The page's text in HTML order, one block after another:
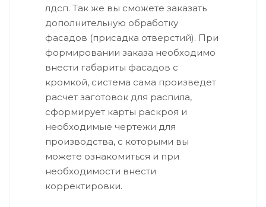
лдсп. Так же вы сможете заказать
дополнительную обработку
фасадов (присадка отверстий). При
формировании заказа необходимо
внести габариты фасадов с
кромкой, система сама произведет
расчет заготовок для распила,
сформирует карты раскроя и
необходимые чертежи для
производства, с которыми вы
можете ознакомиться и при
необходимости внести
корректировки.